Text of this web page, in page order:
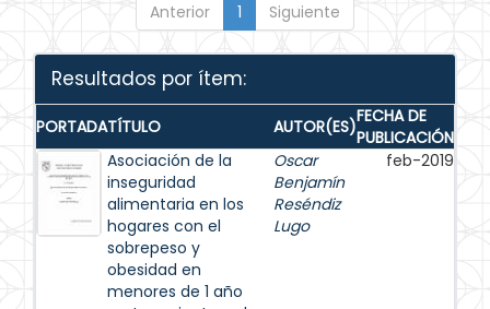
Anterior 1 Siguiente
Resultados por ítem:
PORTADATÍTULO AUTOR(ES)FECHA DE
PUBLICACIÓN
Asociación de la
inseguridad
alimentaria en los
hogares con el
sobrepeso y
obesidad en
menores de 1 año
Oscar
Benjamín
Reséndiz
Lugo
feb-2019